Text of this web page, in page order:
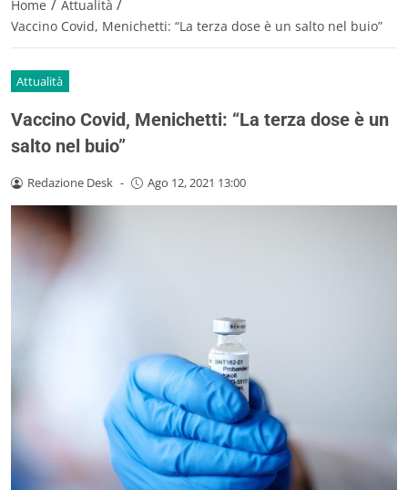
Home / Attualità /
Vaccino Covid, Menichetti: “La terza dose è un salto nel buio”
Attualità
Vaccino Covid, Menichetti: “La terza dose è un
salto nel buio”
Redazione Desk - Ago 12, 2021 13:00